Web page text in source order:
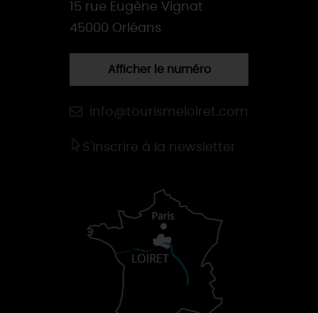
15 rue Eugène Vignat
45000 Orléans
Afficher le numéro
info@tourismeloiret.com
S'inscrire à la newsletter